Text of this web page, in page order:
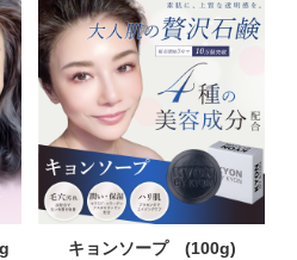
り潤います。一回の使用量
のでコスパもすごく良いで
り おすすめレベル：
キョンソープ (100g)